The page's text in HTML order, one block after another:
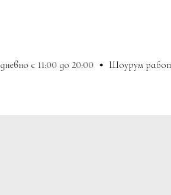
с 11:00 до 20:00 Шоурум